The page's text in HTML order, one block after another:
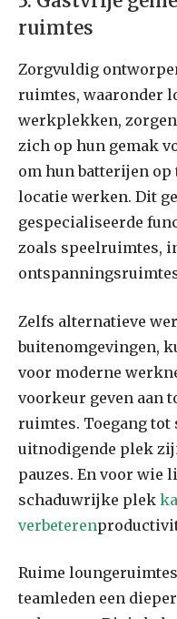
ruimtes
Zorgvuldig
ruimtes, waaronder
werkplekken,
zich op hun gemak
om hun batterijen op
locatie werken. Dit
gespecialiseerde
zoals speelruimtes,
Zelfs alternatieve
buitenomgevingen,
voor moderne
voorkeur geven aan
ruimtes. Toegang tot
uitnodigende plek
pauzes. En voor wie
schaduwrijke plek
verbeteren
Ruime
teamleden een